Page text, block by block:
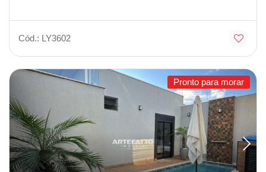
Cód.: LY3602
Pronto para morar